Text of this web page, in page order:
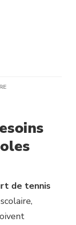
SUR
REVÊTEMENTS
À
DE
TENNIS
EN
de tennis